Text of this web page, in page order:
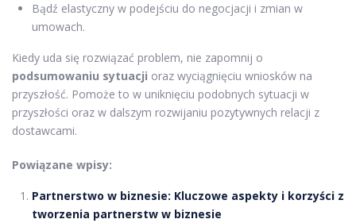
Bądź elastyczny w podejściu do negocjacji i zmian w
umowach.
Kiedy uda się rozwiązać problem, nie zapomnij o
podsumowaniu sytuacji oraz wyciągnięciu wniosków na
przyszłość. Pomoże to w uniknięciu podobnych sytuacji w
przyszłości oraz w dalszym rozwijaniu pozytywnych relacji z
dostawcami.
Powiązane wpisy:
Partnerstwo w biznesie: Kluczowe aspekty i korzyści z
tworzenia partnerstw w biznesie